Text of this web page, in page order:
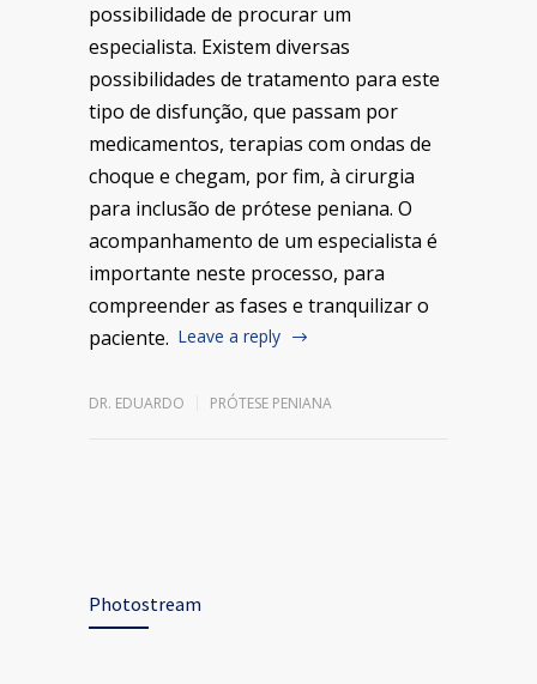
possibilidade de procurar um
especialista. Existem diversas
possibilidades de tratamento para este
tipo de disfunção, que passam por
medicamentos, terapias com ondas de
choque e chegam, por fim, à cirurgia
para inclusão de prótese peniana. O
acompanhamento de um especialista é
importante neste processo, para
compreender as fases e tranquilizar o
paciente. Leave a reply
DR. EDUARDO PRÓTESE PENIANA
Photostream